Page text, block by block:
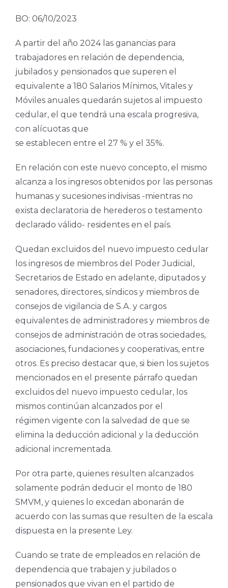
BO: 06/10/2023
A partir del año 2024 las ganancias para
trabajadores en relación de dependencia,
jubilados y pensionados que superen el
equivalente a 180 Salarios Mínimos, Vitales y
Móviles anuales quedarán sujetos al impuesto
cedular, el que tendrá una escala progresiva,
con alícuotas que
se establecen entre el 27 % y el 35%.
En relación con este nuevo concepto, el mismo
alcanza a los ingresos obtenidos por las personas
humanas y sucesiones indivisas -mientras no
exista declaratoria de herederos o testamento
declarado válido- residentes en el país.
Quedan excluidos del nuevo impuesto cedular
los ingresos de miembros del Poder Judicial,
Secretarios de Estado en adelante, diputados y
senadores, directores, síndicos y miembros de
consejos de vigilancia de S.A. y cargos
equivalentes de administradores y miembros de
consejos de administración de otras sociedades,
asociaciones, fundaciones y cooperativas, entre
otros. Es preciso destacar que, si bien los sujetos
mencionados en el presente párrafo quedan
excluidos del nuevo impuesto cedular, los
mismos continúan alcanzados por el
régimen vigente con la salvedad de que se
elimina la deducción adicional y la deducción
adicional incrementada.
Por otra parte, quienes resulten alcanzados
solamente podrán deducir el monto de 180
SMVM, y quienes lo excedan abonarán de
acuerdo con las sumas que resulten de la escala
dispuesta en la presente Ley.
Cuando se trate de empleados en relación de
dependencia que trabajen y jubilados o
pensionados que vivan en el partido de